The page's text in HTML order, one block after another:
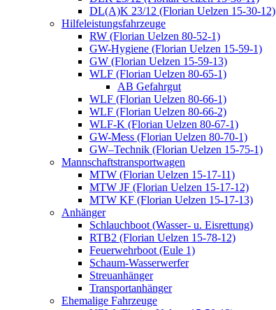
DL(A)K 23/12 (Florian Uelzen 15-30-12)
Hilfeleistungsfahrzeuge
RW (Florian Uelzen 80-52-1)
GW-Hygiene (Florian Uelzen 15-59-1)
GW (Florian Uelzen 15-59-13)
WLF (Florian Uelzen 80-65-1)
AB Gefahrgut
WLF (Florian Uelzen 80-66-1)
WLF (Florian Uelzen 80-66-2)
WLF-K (Florian Uelzen 80-67-1)
GW-Mess (Florian Uelzen 80-70-1)
GW–Technik (Florian Uelzen 15-75-1)
Mannschaftstransportwagen
MTW (Florian Uelzen 15-17-11)
MTW JF (Florian Uelzen 15-17-12)
MTW KF (Florian Uelzen 15-17-13)
Anhänger
Schlauchboot (Wasser- u. Eisrettung)
RTB2 (Florian Uelzen 15-78-12)
Feuerwehrboot (Eule 1)
Schaum-Wasserwerfer
Streuanhänger
Transportanhänger
Ehemalige Fahrzeuge